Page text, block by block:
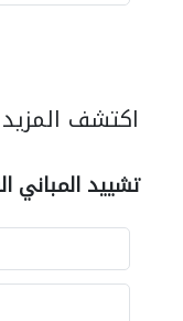
اكتشف
تشييد المباني